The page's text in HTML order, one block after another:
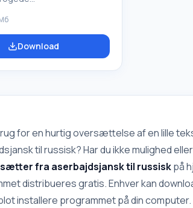
for at læse artikler
eller bruge
hjemmesider, men
ressourcer på det
internet fuldt ud.
ikke at investere
Download
for en hurtig oversættelse af en lille
til russisk? Har du ikke mulighed
fra aserbajdsjansk til russiskpå
distribueres gratis. Enhver kan
installere programmet på din